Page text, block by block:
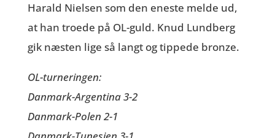
Harald Nielsen som den eneste melde ud,
at han troede på OL-guld. Knud Lundberg
gik næsten lige så langt og tippede bronze.
OL-turneringen:
Danmark-Argentina 3-2
Danmark-Polen 2-1